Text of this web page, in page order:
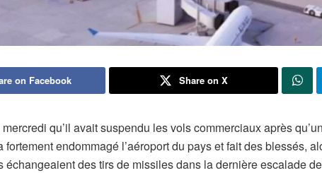
on Facebook Share on X
qu’il avait suspendu les vols commerciaux après
endommagé l’aéroport du pays et fait des blessés,
échangeaient des tirs de missiles dans la dernière escalade